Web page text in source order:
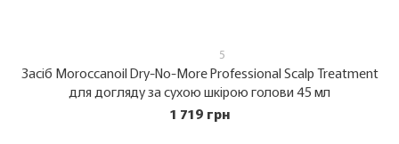
5
Засіб Moroccanoil Dry-No-More Professional Scalp Treatment
для догляду за сухою шкірою голови 45 мл
1 719 грн